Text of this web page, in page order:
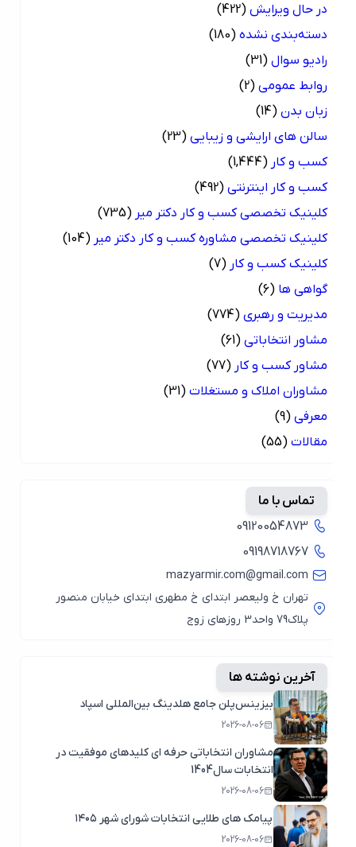
در حال ویرایش (422)
دسته‌بندی نشده (180)
رادیو سوال (31)
روابط عمومی (2)
زبان بدن (14)
سالن های ارایشی و زیبایی (23)
کسب و کار (1,444)
کسب و کار اینترنتی (492)
کلینیک تخصصی کسب و کار دکتر میر (735)
کلینیک تخصصی مشاوره کسب و کار دکتر میر (104)
کلینیک کسب و کار (7)
گواهی ها (6)
مدیریت و رهبری (774)
مشاور انتخاباتی (61)
مشاور کسب و کار (77)
مشاوران املاک و مستغلات (31)
معرفی (9)
مقالات (55)
تماس با ما
09120054873
09198718767
mazyarmir.com@gmail.com
تهران خ ولیعصر ابتدای خ مطهری ابتدای خیابان منصور
پلاک79 واحد3 روزهای زوج
آخرین نوشته ها
بیزینس‌پلن جامع هلدینگ بین‌المللی اسپاد
2026-08-06
مشاوران انتخاباتی حرفه ای کلیدهای موفقیت در
انتخابات سال1404
2026-08-06
پیامک های طلایی انتخابات شورای شهر ۱۴۰۵
2026-08-06